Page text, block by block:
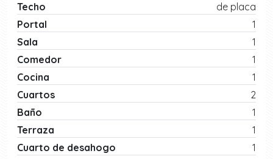
Techo
de placa
Portal
1
Sala
1
Comedor
1
Cocina
1
Cuartos
2
Baño
1
Terraza
1
Cuarto de desahogo
1